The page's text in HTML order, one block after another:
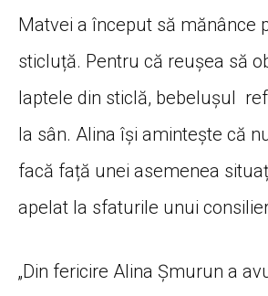
Matvei a început să mănânce
sticluță. Pentru că reușea să
laptele din sticlă, bebelușul
la sân. Alina își amintește că
facă față unei asemenea
apelat la sfaturile unui
„Din fericire Alina Șmurun a